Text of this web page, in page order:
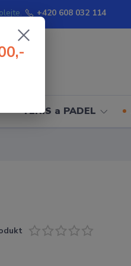
+420 608 032 114
TENIS a PADEL